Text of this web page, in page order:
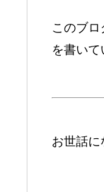
このブ
を書いて
お世話に